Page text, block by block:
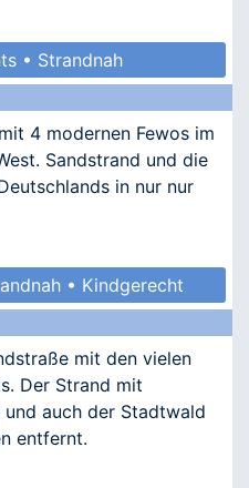
• Strandnah
4 modernen Fewos im
Sandstrand und die
in nur nur
• Kindgerecht
mit den vielen
Der Strand mit
auch der Stadtwald
entfernt.